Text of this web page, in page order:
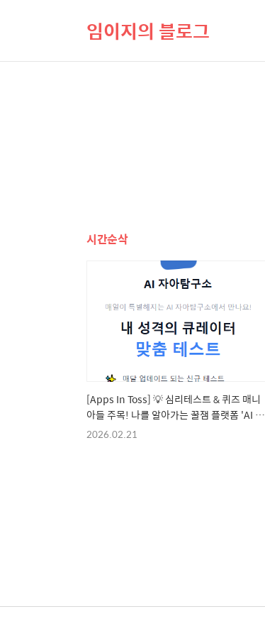
임이지의 블로그
시간순삭
[Apps In Toss] 💡 심리테스트 & 퀴즈 매니
아들 주목! 나를 알아가는 꿀잼 플랫폼 'AI 자
아탐구소' 소개
2026.02.21